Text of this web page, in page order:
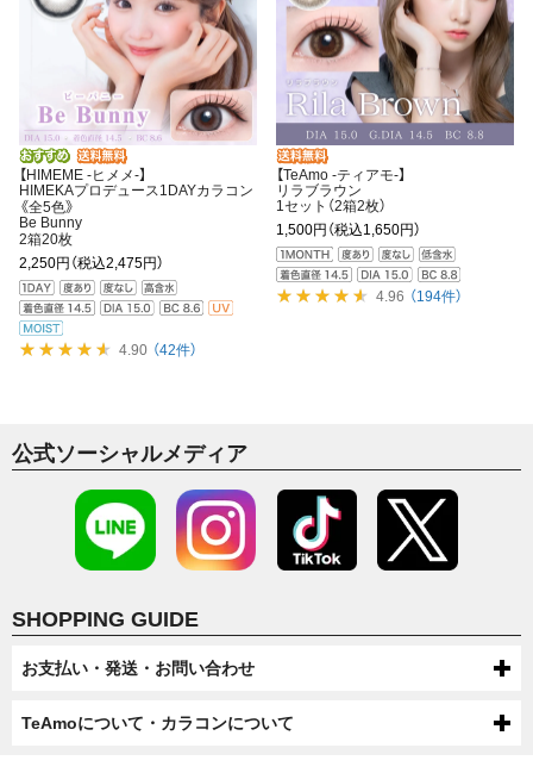
【HIMEME -ヒメメ-】
HIMEKAプロデュース1DAYカラコン
《全5色》
Be Bunny
2箱20枚
2,250円 （税込2,475円）
4.90 （42件）
【TeAmo -ティアモ-】
リラブラウン
1セット（2箱2枚）
1,500円 （税込1,650円）
4.96 （194件）
公式ソーシャルメディア
SHOPPING GUIDE
お支払い・発送・お問い合わせ
TeAmoについて・カラコンについて